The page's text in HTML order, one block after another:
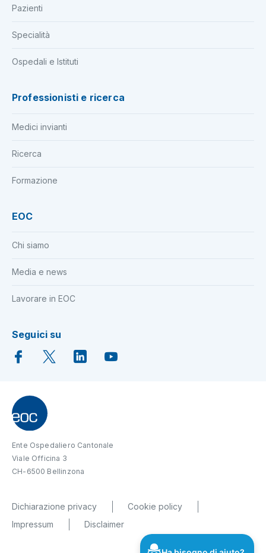
Pazienti
Specialità
Ospedali e Istituti
Professionisti e ricerca
Medici invianti
Ricerca
Formazione
EOC
Chi siamo
Media e news
Lavorare in EOC
Seguici su
Ente Ospedaliero Cantonale
Viale Officina 3
CH-6500 Bellinzona
Dichiarazione privacy
Cookie policy
Impressum
Disclaimer